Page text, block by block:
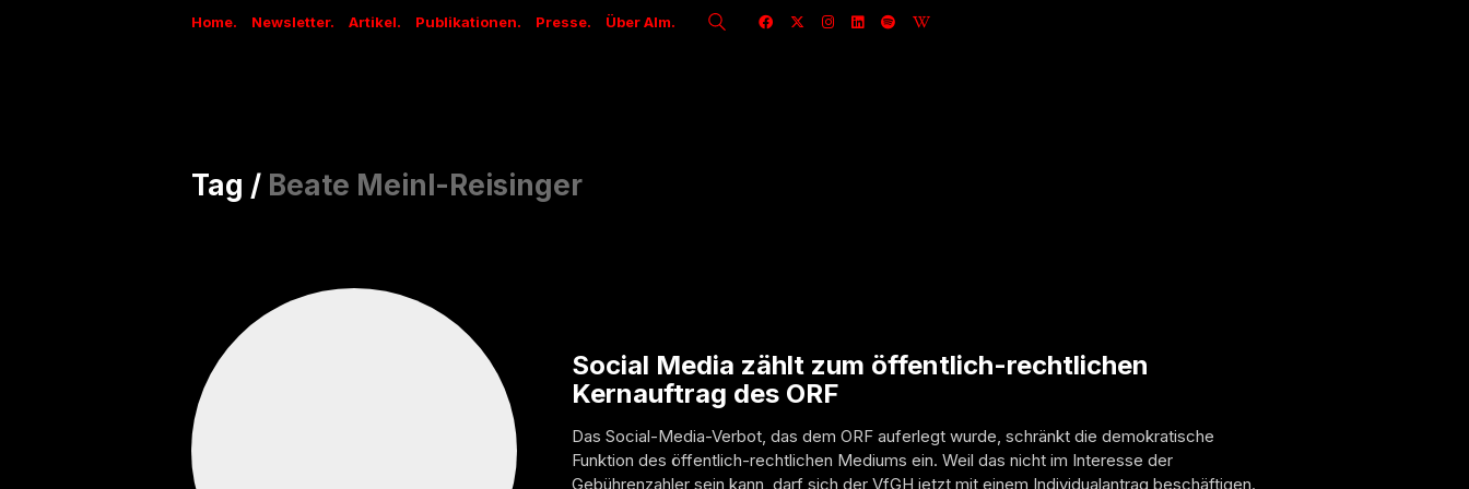
Home. Newsletter. Artikel. Publikationen. Presse. Über Alm.
Tag / Beate Meinl-Reisinger
Social Media zählt zum öffentlich-rechtlichen
Kernauftrag des ORF
Das Social-Media-Verbot, das dem ORF auferlegt wurde, schränkt die demokratische
Funktion des öffentlich-rechtlichen Mediums ein. Weil das nicht im Interesse der
Gebührenzahler sein kann, darf sich der VfGH jetzt mit einem Individualantrag beschäftigen.